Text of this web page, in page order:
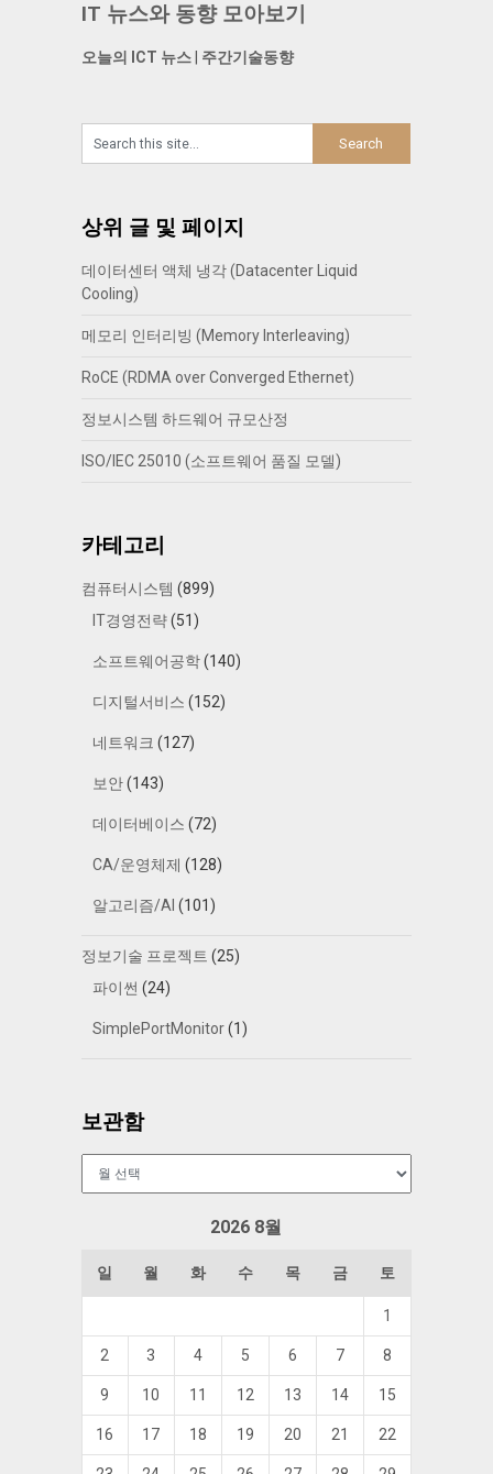
IT 뉴스와 동향 모아보기
오늘의 ICT 뉴스| 주간기술동향
상위 글 및 페이지
데이터센터 액체 냉각 (Datacenter Liquid
Cooling)
메모리 인터리빙 (Memory Interleaving)
RoCE (RDMA over Converged Ethernet)
정보시스템 하드웨어 규모산정
ISO/IEC 25010 (소프트웨어 품질 모델)
카테고리
컴퓨터시스템 (899)
IT경영전략(51)
소프트웨어공학(140)
디지털서비스 (152)
네트워크 (127)
보안(143)
데이터베이스 (72)
CA/운영체제 (128)
알고리즘/AI (101)
정보기술 프로젝트 (25)
파이썬 (24)
SimplePortMonitor(1)
보관함
2026 8월
일 월 화 수 목 금 토
1
2 3 4 5 6 7 8
9 10 11 12 13 14 15
16 17 18 19 20 21 22